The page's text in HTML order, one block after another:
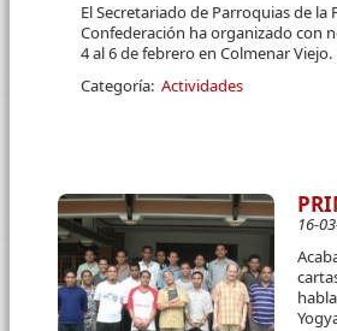
El Secretariado de Parroquias de
Confederación ha organizado con
4 al 6 de febrero en Colmenar Viejo.
Categoría: Actividades
16-